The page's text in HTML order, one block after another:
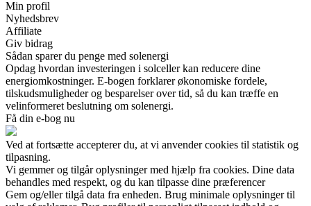
Min profil
Nyhedsbrev
Affiliate
Giv bidrag
Sådan sparer du penge med solenergi
Opdag hvordan investeringen i solceller kan reducere dine
energiomkostninger. E-bogen forklarer økonomiske fordele,
tilskudsmuligheder og besparelser over tid, så du kan træffe en
velinformeret beslutning om solenergi.
Få din e-bog nu
Ved at fortsætte accepterer du, at vi anvender cookies til statistik og
tilpasning.
Vi gemmer og tilgår oplysninger med hjælp fra cookies. Dine data
behandles med respekt, og du kan tilpasse dine præferencer
Gem og/eller tilgå data fra enheden. Brug minimale oplysninger til